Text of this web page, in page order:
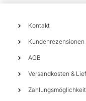
Kontakt
Kundenrezensionen
AGB
Versandkosten &